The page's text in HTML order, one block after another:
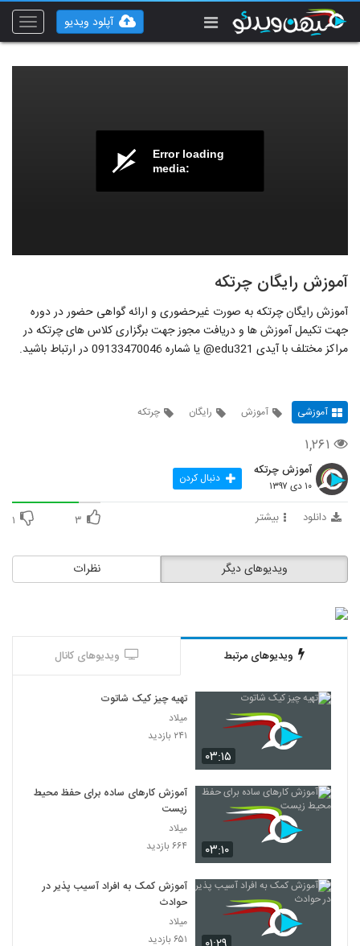
Toggle
آپلود ویدیو
Error loading
media:
آموزش رایگان چرتکه
آموزش رایگان چرتکه به صورت غیرحضوری و ارائه گواهی حضور در دوره
جهت تکیمل آموزش ها و دریافت مجوز جهت برگزاری کلاس های چرتکه در
مراکز مختلف با آیدی edu321@ یا شماره 09133470046 در ارتباط باشید.
آموزشی آموزش رایگان چرتکه
۱,۲۶۱
آموزش چرتکه
۱۰ دی ۱۳۹۷ دنبال کردن
دانلود بیشتر ۳ ۱
نظرات ویدیوهای دیگر
ویدیوهای مرتبط ویدیوهای کانال
۰۳:۱۵
تهیه چیز کیک شاتوت
میلاد
۲۴۱ بازدید
۰۳:۱۰
آموزش کارهای ساده برای حفظ محیط
زیست
میلاد
۶۶۴ بازدید
آموزش کمک به افراد آسیب پذیر در
حوادث
میلاد
۶۵۱ بازدید